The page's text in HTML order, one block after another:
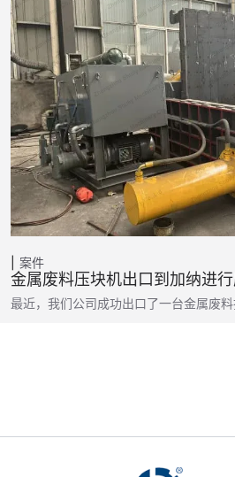
案件
金属废料压块机出口到加纳进
最近，我们公司成功出口了一台金属废